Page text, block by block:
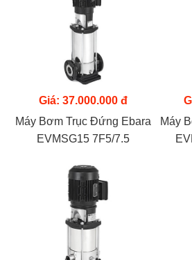
Giá: 37.000.000 đ
Máy Bơm Trục Đứng Ebara
EVMSG15 7F5/7.5
Máy